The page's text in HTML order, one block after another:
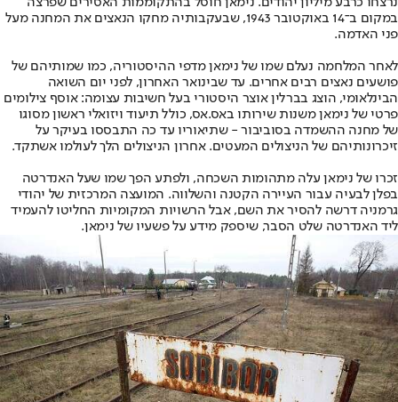
במקום ב־14 באוקטובר 1943, שבעקבותיה מחקו הנאצים את המחנה מעל
פני האדמה.
לאחר המלחמה נעלם שמו של נימאן מדפי ההיסטוריה, כמו שמותיהם של
פושעים נאצים רבים אחרים. עד שבינואר האחרון, לפני יום השואה
הבינלאומי, הוצג בברלין אוצר היסטורי בעל חשיבות עצומה: אוסף צילומים
פרטי של נימאן משנות שירותו באס.אס, כולל תיעוד ויזואלי ראשון מסוגו
של מחנה ההשמדה בסוביבור - שתיאוריו עד כה התבססו בעיקר על
זיכרונותיהם של הניצולים המעטים. אחרון הניצולים הלך לעולמו אשתקד.
זכרו של נימאן עלה מתהומות השכחה, ולפתע הפך שמו שעל האנדרטה
בפלן לבעיה עבור העיירה הקטנה והשלווה. המועצה המרכזית של יהודי
גרמניה דרשה להסיר את השם, אבל הרשויות המקומיות החליטו להעמיד
ליד האנדרטה שלט הסבר, שיספק מידע על פשעיו של נימאן.